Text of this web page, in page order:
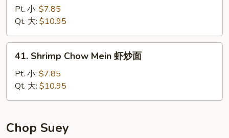
Chow
Mein
牛
炒
Pt. 小: $7.85
Qt. 大: $10.95
Shrimp
Chow
Mein
虾
面
41. Shrimp Chow Mein 虾炒面
Pt. 小: $7.85
Qt. 大: $10.95
Chop Suey